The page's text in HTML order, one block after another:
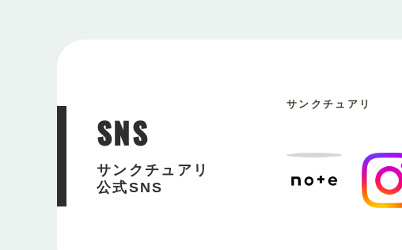
SNS
サンクチュアリ
公式SNS
サンクチュアリ